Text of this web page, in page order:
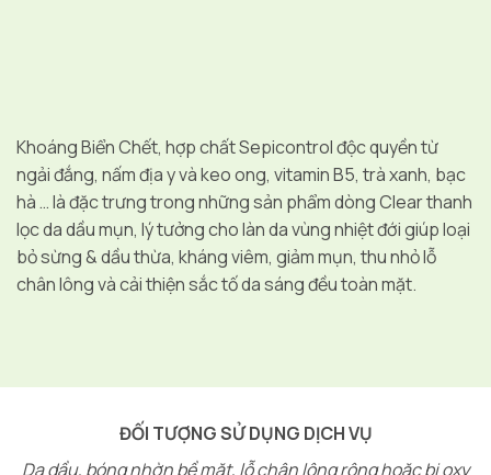
Khoáng Biển Chết, hợp chất Sepicontrol độc quyền từ
ngải đắng, nấm địa y và keo ong, vitamin B5, trà xanh, bạc
hà … là đặc trưng trong những sản phẩm dòng Clear thanh
lọc da dầu mụn, lý tưởng cho làn da vùng nhiệt đới giúp loại
bỏ sừng & dầu thừa, kháng viêm, giảm mụn, thu nhỏ lỗ
chân lông và cải thiện sắc tố da sáng đều toàn mặt.
ĐỐI TƯỢNG SỬ DỤNG DỊCH VỤ
Da dầu, bóng nhờn bề mặt, lỗ chân lông rộng hoặc bị oxy